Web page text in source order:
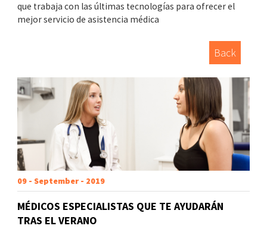
que trabaja con las últimas tecnologías para ofrecer el
mejor servicio de asistencia médica
Back
09 - September - 2019
MÉDICOS ESPECIALISTAS QUE TE AYUDARÁN
TRAS EL VERANO